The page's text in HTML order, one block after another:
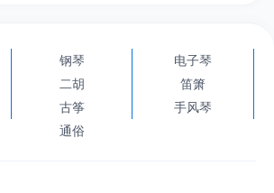
钢琴
电子琴
二胡
笛箫
古筝
手风琴
通俗